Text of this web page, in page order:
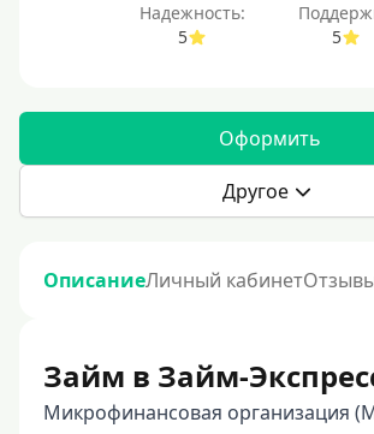
Надежность:
5
5
Оформить
Другое
ОписаниеЛичный кабинет
Займ в Займ-
Микрофинансовая организация